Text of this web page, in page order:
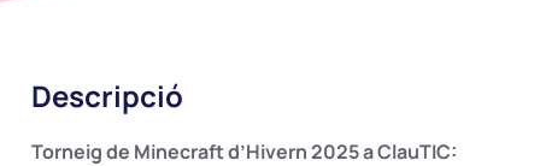
Descripció
Torneig de Minecraft d’Hivern 2025 a ClauTIC: